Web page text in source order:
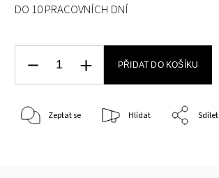
DO 10 PRACOVNÍCH DNÍ
PŘIDAT DO KOŠÍKU
Zeptat se Hlídat Sdílet